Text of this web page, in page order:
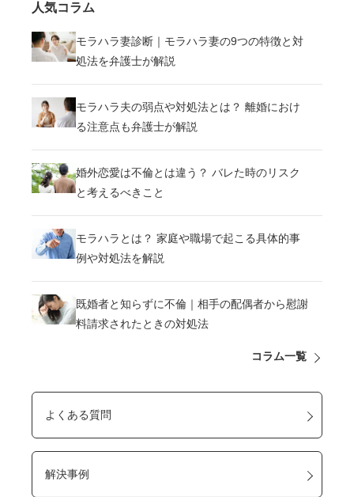
人気コラム
モラハラ妻診断｜モラハラ妻の9つの特徴と対
処法を弁護士が解説
モラハラ夫の弱点や対処法とは？ 離婚におけ
る注意点も弁護士が解説
婚外恋愛は不倫とは違う？ バレた時のリスク
と考えるべきこと
モラハラとは？ 家庭や職場で起こる具体的事
例や対処法を解説
既婚者と知らずに不倫｜相手の配偶者から慰謝
料請求されたときの対処法
コラム一覧
よくある質問
解決事例